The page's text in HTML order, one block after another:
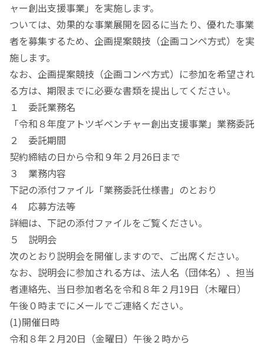
ャー創出支援事業」を実施します。
ついては、効果的な事業展開を図るに当たり、優れた事業
者を募集するため、企画提案競技（企画コンペ方式）を実
施します。
なお、企画提案競技（企画コンペ方式）に参加を希望され
る方は、期限までに必要な書類を提出してください。
１ 委託業務名
「令和８年度アトツギベンチャー創出支援事業」業務委託
２ 委託期間
契約締結の日から令和９年２月26日まで
３ 業務内容
下記の添付ファイル「業務委託仕様書」のとおり
４ 応募方法等
詳細は、下記の添付ファイルをご覧ください。
５ 説明会
次のとおり説明会を開催しますので、ご出席ください。
なお、説明会に参加される方は、法人名（団体名）、担当
者連絡先、当日参加者名を令和８年２月19日（木曜日）
午後０時までにメールでご連絡ください。
(1)開催日時
令和８年２月20日（金曜日）午後２時から